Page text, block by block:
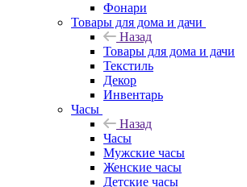
Фонари
Товары для дома и дачи
Назад
Товары для дома и дачи
Текстиль
Декор
Инвентарь
Часы
Назад
Часы
Мужские часы
Женские часы
Детские часы